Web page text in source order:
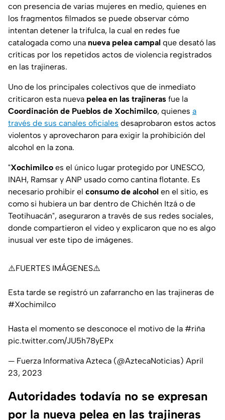
con presencia de varias mujeres en medio, quienes en
los fragmentos filmados se puede observar cómo
intentan detener la trifulca, la cual en redes fue
catalogada como una nueva pelea campal que desató las
críticas por los repetidos actos de violencia registrados
en las trajineras.
Uno de los principales colectivos que de inmediato
criticaron esta nueva pelea en las trajineras fue la
Coordinación de Pueblos de Xochimilco, quienes a
través de sus canales oficiales desaprobaron estos actos
violentos y aprovecharon para exigir la prohibición del
alcohol en la zona.
"Xochimilco es el único lugar protegido por UNESCO,
INAH, Ramsar y ANP usado como cantina flotante. Es
necesario prohibir el consumo de alcohol en el sitio, es
como si hubiera un bar dentro de Chichén Itzá o de
Teotihuacán", aseguraron a través de sus redes sociales,
donde compartieron el video y explicaron que no es algo
inusual ver este tipo de imágenes.
⚠️FUERTES IMÁGENES⚠️
Esta tarde se registró un zafarrancho en las trajineras de
#Xochimilco
Hasta el momento se desconoce el motivo de la #riña
pic.twitter.com/JU5h78yEPx
— Fuerza Informativa Azteca (@AztecaNoticias) April
23, 2023
Autoridades todavía no se expresan
por la nueva pelea en las trajineras